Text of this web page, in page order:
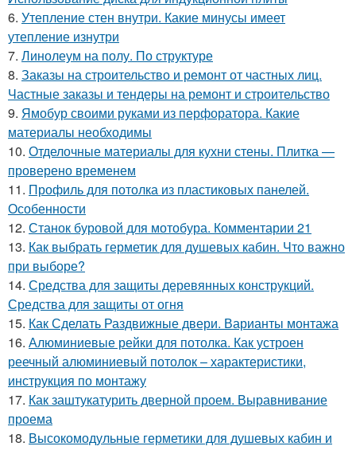
6. Утепление стен внутри. Какие минусы имеет
утепление изнутри
7. Линолеум на полу. По структуре
8. Заказы на строительство и ремонт от частных лиц.
Частные заказы и тендеры на ремонт и строительство
9. Ямобур своими руками из перфоратора. Какие
материалы необходимы
10. Отделочные материалы для кухни стены. Плитка —
проверено временем
11. Профиль для потолка из пластиковых панелей.
Особенности
12. Станок буровой для мотобура. Комментарии 21
13. Как выбрать герметик для душевых кабин. Что важно
при выборе?
14. Средства для защиты деревянных конструкций.
Средства для защиты от огня
15. Как Сделать Раздвижные двери. Варианты монтажа
16. Алюминиевые рейки для потолка. Как устроен
реечный алюминиевый потолок – характеристики,
инструкция по монтажу
17. Как заштукатурить дверной проем. Выравнивание
проема
18. Высокомодульные герметики для душевых кабин и